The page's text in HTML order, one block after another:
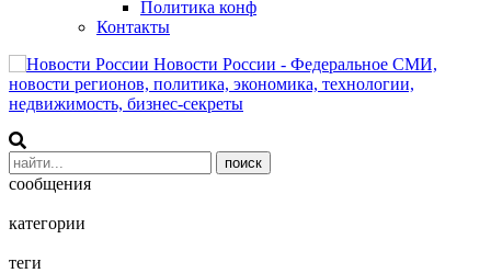
Политика конф
Контакты
Новости России - Федеральное СМИ,
новости регионов, политика, экономика, технологии,
недвижимость, бизнес-секреты
сообщения
категории
теги